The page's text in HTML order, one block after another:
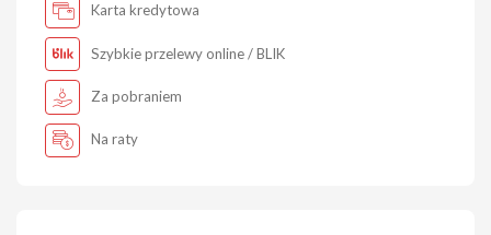
Karta kredytowa
Szybkie przelewy online / BLIK
Za pobraniem
Na raty